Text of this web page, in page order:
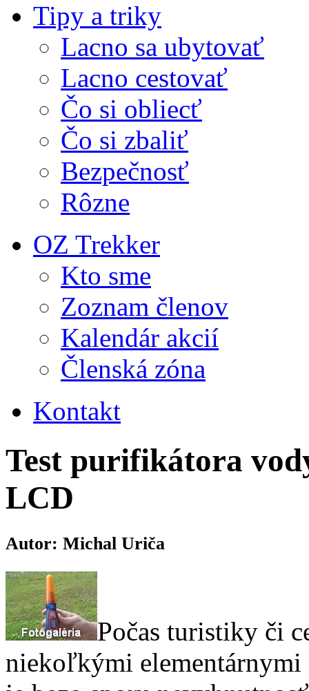
Tipy a triky
Lacno sa ubytovať
Lacno cestovať
Čo si obliecť
Čo si zbaliť
Bezpečnosť
Rôzne
OZ Trekker
Kto sme
Zoznam členov
Kalendár akcií
Členská zóna
Kontakt
Test purifikátora
LCD
Autor: Michal Uriča
Počas turistiky či
niekoľkými